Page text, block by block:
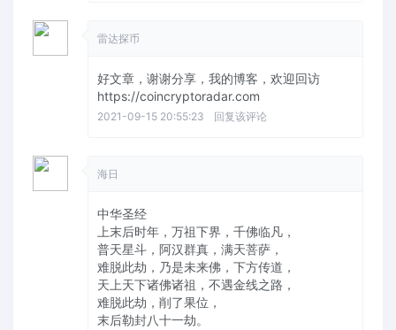
雷达探币
好文章，谢谢分享，我的博客，欢迎回访
https://coincryptoradar.com
2021-09-15 20:55:23 回复该评论
海日
中华圣经
上末后时年，万祖下界，千佛临凡，
普天星斗，阿汉群真，满天菩萨，
难脱此劫，乃是未来佛，下方传道，
天上天下诸佛诸祖，不遇金线之路，
难脱此劫，削了果位，
末后勒封八十一劫。